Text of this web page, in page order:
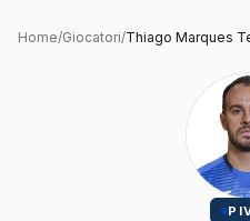
Home/Giocatori/Thiago Marques